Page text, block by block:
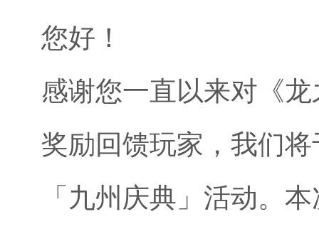
您好！
感谢您一直以来对 《龙
奖励回馈玩家 ，我们
「九州庆典」活动。本